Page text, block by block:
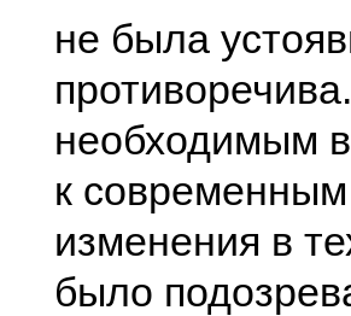
не была
необходимым
к
изменения в
было